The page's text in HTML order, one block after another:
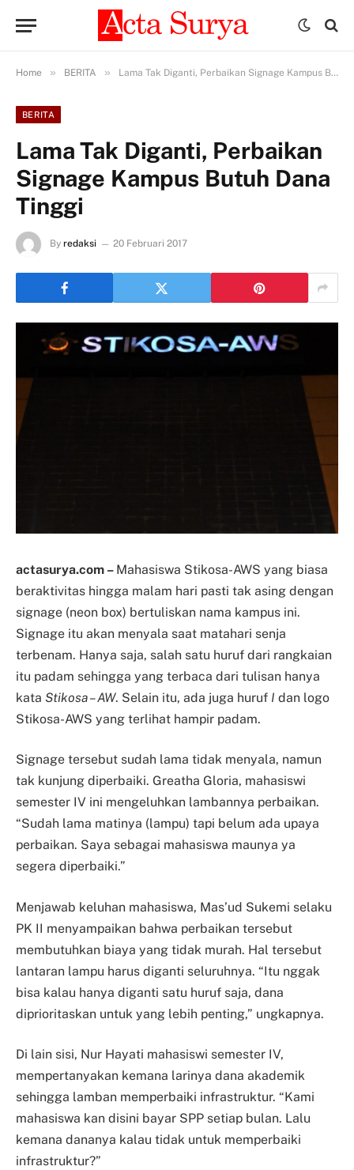
Home » BERITA » Lama Tak Diganti, Perbaikan Signage Kampus Butuh Dana Tinggi
BERITA
Lama Tak Diganti, Perbaikan
Signage Kampus Butuh Dana
Tinggi
By redaksi 20 Februari 2017
actasurya.com – Mahasiswa Stikosa-AWS yang biasa
beraktivitas hingga malam hari pasti tak asing dengan
signage (neon box) bertuliskan nama kampus ini.
Signage itu akan menyala saat matahari senja
terbenam. Hanya saja, salah satu huruf dari rangkaian
itu padam sehingga yang terbaca dari tulisan hanya
kata Stikosa – AW. Selain itu, ada juga huruf I dan logo
Stikosa-AWS yang terlihat hampir padam.
Signage tersebut sudah lama tidak menyala, namun
tak kunjung diperbaiki. Greatha Gloria, mahasiswi
semester IV ini mengeluhkan lambannya perbaikan.
“Sudah lama matinya (lampu) tapi belum ada upaya
perbaikan. Saya sebagai mahasiswa maunya ya
segera diperbaiki.”
Menjawab keluhan mahasiswa, Mas’ud Sukemi selaku
PK II menyampaikan bahwa perbaikan tersebut
membutuhkan biaya yang tidak murah. Hal tersebut
lantaran lampu harus diganti seluruhnya. “Itu nggak
bisa kalau hanya diganti satu huruf saja, dana
diprioritaskan untuk yang lebih penting,” ungkapnya.
Di lain sisi, Nur Hayati mahasiswi semester IV,
mempertanyakan kemana larinya dana akademik
sehingga lamban memperbaiki infrastruktur. “Kami
mahasiswa kan disini bayar SPP setiap bulan. Lalu
kemana dananya kalau tidak untuk memperbaiki
infrastruktur?”